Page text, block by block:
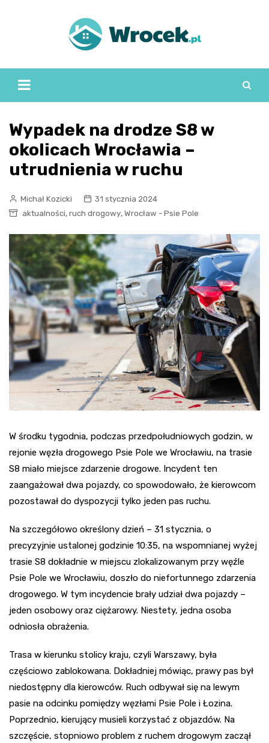
Wypadek na drodze S8 w
okolicach Wrocławia –
utrudnienia w ruchu
Michał Kozicki
31 stycznia 2024
aktualności, ruch drogowy, Wrocław - Psie Pole
W środku tygodnia, podczas przedpołudniowych godzin, w
rejonie węzła drogowego Psie Pole we Wrocławiu, na trasie
S8 miało miejsce zdarzenie drogowe. Incydent ten
zaangażował dwa pojazdy, co spowodowało, że kierowcom
pozostawał do dyspozycji tylko jeden pas ruchu.
Na szczegółowo określony dzień – 31 stycznia, o
precyzyjnie ustalonej godzinie 10:35, na wspomnianej wyżej
trasie S8 dokładnie w miejscu zlokalizowanym przy węźle
Psie Pole we Wrocławiu, doszło do niefortunnego zdarzenia
drogowego. W tym incydencie brały udział dwa pojazdy –
jeden osobowy oraz ciężarowy. Niestety, jedna osoba
odniosła obrażenia.
Trasa w kierunku stolicy kraju, czyli Warszawy, była
częściowo zablokowana. Dokładniej mówiąc, prawy pas był
niedostępny dla kierowców. Ruch odbywał się na lewym
pasie na odcinku pomiędzy węzłami Psie Pole i Łozina.
Poprzednio, kierujący musieli korzystać z objazdów. Na
szczęście, stopniowo problem z ruchem drogowym zaczął